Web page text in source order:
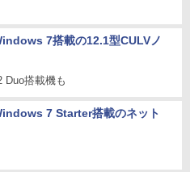
7搭載の12.1型CULVノ
Duo搭載機も
7 Starter搭載のネット